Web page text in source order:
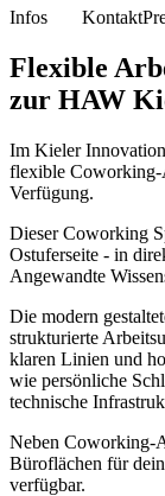
Infos Kontakt
Flexible
zur HAW
Im Kieler
flexible Coworking-
Verfügung.
Dieser Coworking
Ostuferseite - in
Angewandte
Die modern
strukturierte
klaren Linien und
wie persönliche
technische
Neben Coworking-
Büroflächen für
verfügbar.